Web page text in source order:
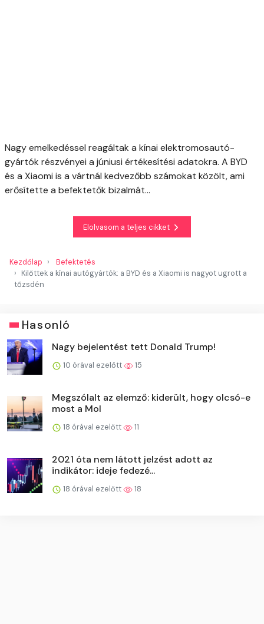
Nagy emelkedéssel reagáltak a kínai elektromosautó-
gyártók részvényei a júniusi értékesítési adatokra. A BYD
és a Xiaomi is a vártnál kedvezőbb számokat közölt, ami
erősítette a befektetők bizalmát...
Elolvasom a teljes cikket
Kezdőlap
Befektetés
Kilőttek a kínai autógyártók: a BYD és a Xiaomi is nagyot ugrott a
tőzsdén
Hasonló
Nagy bejelentést tett Donald Trump!
10 órával ezelőtt 15
Megszólalt az elemző: kiderült, hogy olcsó-e
most a Mol
18 órával ezelőtt 11
2021 óta nem látott jelzést adott az
indikátor: ideje fedezé...
18 órával ezelőtt 18